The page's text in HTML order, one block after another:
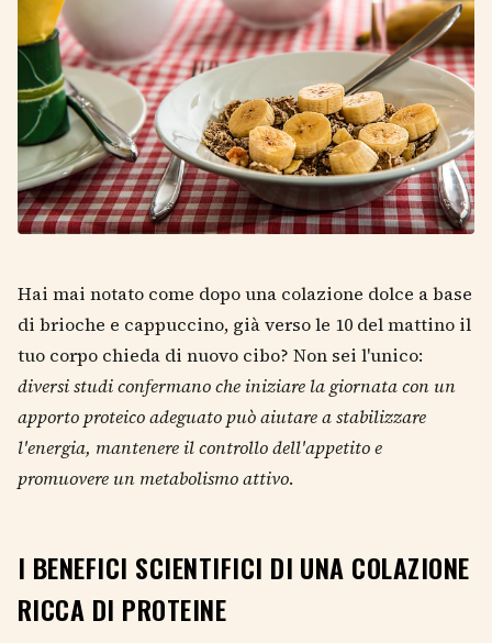
Hai mai notato come dopo una colazione dolce a base
di brioche e cappuccino, già verso le 10 del mattino il
tuo corpo chieda di nuovo cibo? Non sei l'unico:
diversi studi confermano che iniziare la giornata con un
apporto proteico adeguato può aiutare a stabilizzare
l'energia, mantenere il controllo dell'appetito e
promuovere un metabolismo attivo.
I BENEFICI SCIENTIFICI DI UNA COLAZIONE
RICCA DI PROTEINE